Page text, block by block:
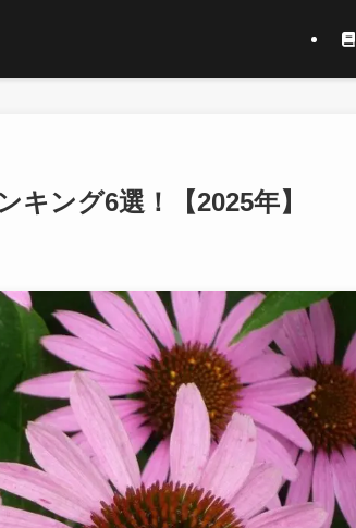
ング6選！【2025年】